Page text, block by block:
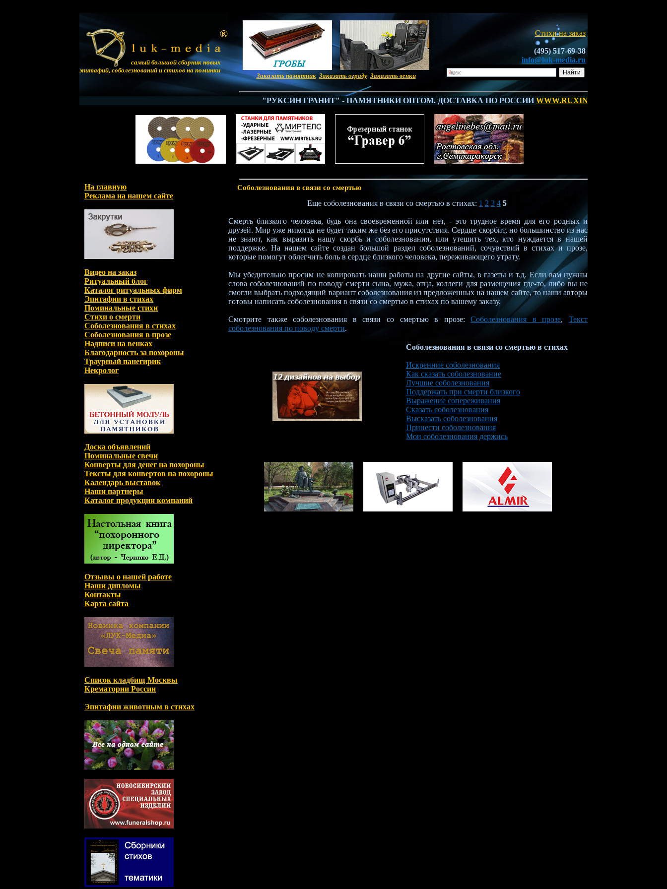
самый большой сборник новых
эпитафий, соболезнований и стихов на поминки
Заказать памятник Заказать ограду Заказать венки
Стихи на заказ
(495) 517-69-38
info@luk-media.ru
"РУКСИН ГРАНИТ" - ПАМЯТНИКИ ОПТОМ. ДОСТАВКА ПО РОССИИWWW.RUXING-GRANITE.RU
На главную
Реклама на нашем сайте
Видео на заказ
Ритуальный блог
Каталог ритуальных фирм
Эпитафии в стихах
Поминальные стихи
Стихи о смерти
Соболезнования в стихах
Соболезнования в прозе
Надписи на венках
Благодарность за похороны
Траурный панегирик
Некролог
Доска объявлений
Поминальные свечи
Конверты для денег на похороны
Тексты для конвертов на похороны
Календарь выставок
Наши партнеры
Каталог продукции компаний
Отзывы о нашей работе
Наши дипломы
Контакты
Карта сайта
Список кладбищ Москвы
Крематории России
Эпитафии животным в стихах
Соболезнования в связи со смертью
Еще соболезнования в связи со смертью в стихах: 1 2 3 4 5
Смерть близкого человека, будь она своевременной или нет, - это трудное время для его родных и
друзей. Мир уже никогда не будет таким же без его присутствия. Сердце скорбит, но большинство из нас
не знают, как выразить нашу скорбь и соболезнования, или утешить тех, кто нуждается в нашей
поддержке. На нашем сайте создан большой раздел соболезнований, сочувствий в стихах и прозе,
которые помогут облегчить боль в сердце близкого человека, переживающего утрату.
Мы убедительно просим не копировать наши работы на другие сайты, в газеты и т.д. Если вам нужны
слова соболезнований по поводу смерти сына, мужа, отца, коллеги для размещения где-то, либо вы не
смогли выбрать подходящий вариант соболезнования из предложенных на нашем сайте, то наши авторы
готовы написать соболезнования в связи со смертью в стихах по вашему заказу.
Смотрите также соболезнования в связи со смертью в прозе:Соболезнования в прозе,Текст
соболезнования по поводу смерти.
Соболезнования в связи со смертью в стихах
Искренние соболезнования
Как сказать соболезнование
Лучшие соболезнования
Поддержать при смерти близкого
Выражение сопереживания
Сказать соболезнования
Высказать соболезнования
Принести соболезнования
Мои соболезнования держись